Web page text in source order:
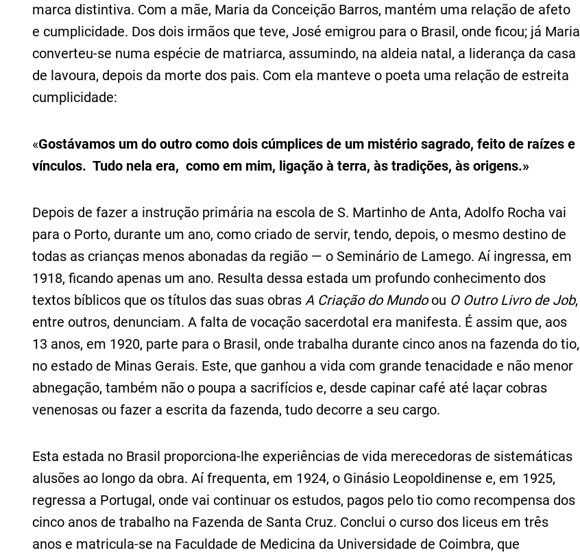
marca distintiva. Com a mãe, Maria da Conceição Barros, mantém uma relação de afeto
e cumplicidade. Dos dois irmãos que teve, José emigrou para o Brasil, onde ficou; já Maria
converteu-se numa espécie de matriarca, assumindo, na aldeia natal, a liderança da casa
de lavoura, depois da morte dos pais. Com ela manteve o poeta uma relação de estreita
cumplicidade:
«Gostávamos um do outro como dois cúmplices de um mistério sagrado, feito de raízes e
vínculos. Tudo nela era, como em mim, ligação à terra, às tradições, às origens.»
Depois de fazer a instrução primária na escola de S. Martinho de Anta, Adolfo Rocha vai
para o Porto, durante um ano, como criado de servir, tendo, depois, o mesmo destino de
todas as crianças menos abonadas da região — o Seminário de Lamego. Aí ingressa, em
1918, ficando apenas um ano. Resulta dessa estada um profundo conhecimento dos
textos bíblicos que os títulos das suas obras A Criação do Mundoou O Outro Livro de Job,
entre outros, denunciam. A falta de vocação sacerdotal era manifesta. É assim que, aos
13 anos, em 1920, parte para o Brasil, onde trabalha durante cinco anos na fazenda do tio,
no estado de Minas Gerais. Este, que ganhou a vida com grande tenacidade e não menor
abnegação, também não o poupa a sacrifícios e, desde capinar café até laçar cobras
venenosas ou fazer a escrita da fazenda, tudo decorre a seu cargo.
Esta estada no Brasil proporciona-lhe experiências de vida merecedoras de sistemáticas
alusões ao longo da obra. Aí frequenta, em 1924, o Ginásio Leopoldinense e, em 1925,
regressa a Portugal, onde vai continuar os estudos, pagos pelo tio como recompensa dos
cinco anos de trabalho na Fazenda de Santa Cruz. Conclui o curso dos liceus em três
anos e matricula-se na Faculdade de Medicina da Universidade de Coimbra, que